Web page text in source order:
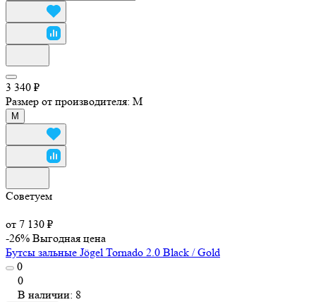
3 340 ₽
Размер от производителя: M
M
Советуем
от 7 130 ₽
-26% Выгодная цена
Бутсы зальные Jögel Tornado 2.0 Black / Gold
0
0
В наличии: 8